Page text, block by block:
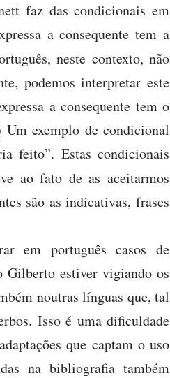
faz das condicionais em
a consequente tem a
neste contexto, não
podemos interpretar este
a consequente tem o
exemplo de condicional
feito”. Estas condicionais
ao fato de as aceitarmos
são as indicativas, frases
em português casos de
Gilberto estiver vigiando os
noutras línguas que, tal
Isso é uma dificuldade
que captam o uso
na bibliografia também